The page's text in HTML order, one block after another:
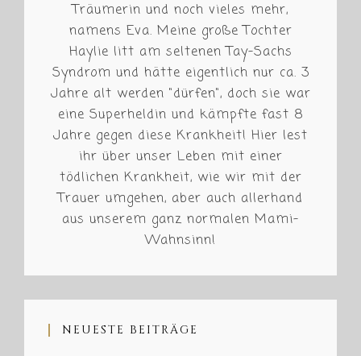
Träumerin und noch vieles mehr,
namens Eva. Meine große Tochter
Haylie litt am seltenen Tay-Sachs
Syndrom und hätte eigentlich nur ca. 3
Jahre alt werden "dürfen", doch sie war
eine Superheldin und kämpfte fast 8
Jahre gegen diese Krankheit! Hier lest
ihr über unser Leben mit einer
tödlichen Krankheit, wie wir mit der
Trauer umgehen, aber auch allerhand
aus unserem ganz normalen Mami-
Wahnsinn!
NEUESTE BEITRÄGE